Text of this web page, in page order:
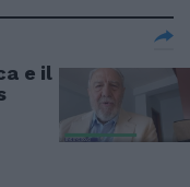
e il